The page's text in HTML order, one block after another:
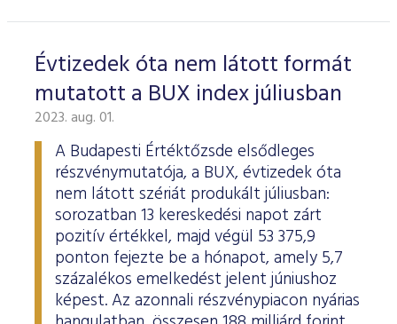
Évtizedek óta nem látott formát
mutatott a BUX index júliusban
2023. aug. 01.
A Budapesti Értéktőzsde elsődleges
részvénymutatója, a BUX, évtizedek óta
nem látott szériát produkált júliusban:
sorozatban 13 kereskedési napot zárt
pozitív értékkel, majd végül 53 375,9
ponton fejezte be a hónapot, amely 5,7
százalékos emelkedést jelent júniushoz
képest. Az azonnali részvénypiacon nyárias